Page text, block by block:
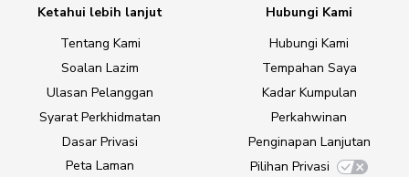
Ketahui lebih lanjut
Tentang Kami
Soalan Lazim
Ulasan Pelanggan
Syarat Perkhidmatan
Dasar Privasi
Peta Laman
Hubungi Kami
Hubungi Kami
Tempahan Saya
Kadar Kumpulan
Perkahwinan
Penginapan Lanjutan
Pilihan Privasi